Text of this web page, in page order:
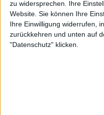
zu widersprechen. Ihre
Website. Sie können Ihre
Ihre Einwilligung widerrufen,
zurückkehren und unten auf
"Datenschutz" klicken.